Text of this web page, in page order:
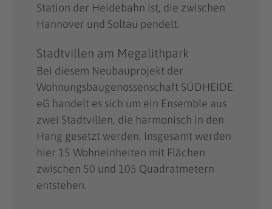
Station der Heidebahn ist, die zwischen
Hannover und Soltau pendelt.
Stadtvillen am Megalithpark
Bei diesem Neubauprojekt der
Wohnungsbaugenossenschaft SÜDHEIDE
eG handelt es sich um ein Ensemble aus
zwei Stadtvillen, die harmonisch in den
Hang gesetzt werden. Insgesamt werden
hier 15 Wohneinheiten mit Flächen
zwischen 50 und 105 Quadratmetern
entstehen.